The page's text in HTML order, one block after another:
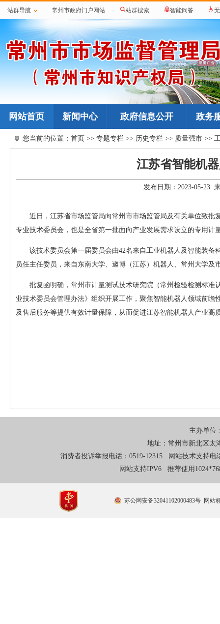
站群导航 常州市政府门户网站 站群搜索 智能问答
网站首页 新闻中心 政府信息公开 政务
您当前的位置： 首页 >> 专题专栏 >> 历史专栏 >> 质量强市 >>
江苏省智能机
发布日期：2023-05-23
近日，江苏省市场监管局向常州市市场监管局及有关单位致
专业技术委员会，也是全省第一批面向产业发展需求设立的专用计
该技术委员会第一届委员会由42名来自工业机器人及智能装
员任主任委员，来自东南大学、遨博（江苏）机器人、常州大学
批复函明确，常州市计量测试技术研究院（常州检验检测标
业技术委员会管理办法》组织开展工作，聚焦智能机器人领域前
及售后服务等提供有效计量保障，从而促进江苏智能机器人产业高
主办单位
地址：常州市新北区
消费者投诉举报电话：0519-12315 网站技术支持电
网站支持IPV6 推荐使用
苏公网安备32041102000483号 网站